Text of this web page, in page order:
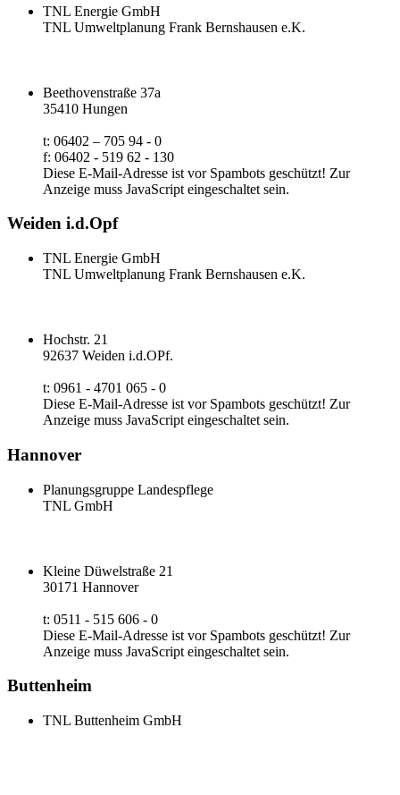
TNL Energie GmbH
TNL Umweltplanung Frank Bernshausen e.K.
Beethovenstraße 37a
35410 Hungen
t: 06402 – 705 94 - 0
f: 06402 - 519 62 - 130
Diese E-Mail-Adresse ist vor Spambots geschützt! Zur
Anzeige muss JavaScript eingeschaltet sein.
Weiden i.d.Opf
TNL Energie GmbH
TNL Umweltplanung Frank Bernshausen e.K.
Hochstr. 21
92637 Weiden i.d.OPf.
t: 0961 - 4701 065 - 0
Diese E-Mail-Adresse ist vor Spambots geschützt! Zur
Anzeige muss JavaScript eingeschaltet sein.
Hannover
Planungsgruppe Landespflege
TNL GmbH
Kleine Düwelstraße 21
30171 Hannover
t: 0511 - 515 606 - 0
Diese E-Mail-Adresse ist vor Spambots geschützt! Zur
Anzeige muss JavaScript eingeschaltet sein.
Buttenheim
TNL Buttenheim GmbH